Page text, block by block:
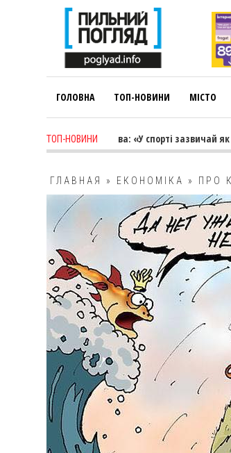
ГОЛОВНА ТОП-НОВИНИ МІСТО
ТОП-НОВИНИ
Лариса Коновалова: «У спорті зазвичай як
ГЛАВНАЯ » ЕКОНОМІКА » ПРО
КОРОВА ЗДОХЛА»